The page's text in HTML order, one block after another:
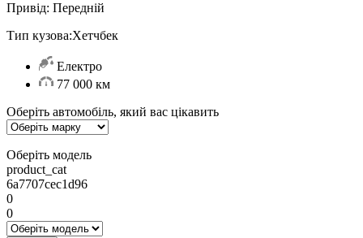
Привід: Передній
Тип кузова:Хетчбек
Електро
77 000 км
Оберіть автомобіль, який вас цікавить
Оберіть модель
product_cat
6a7707cec1d96
0
0